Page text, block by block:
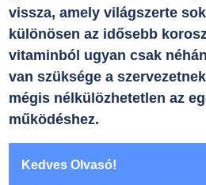
vissza, amely világszerte
különösen az idősebb
vitaminból ugyan csak
van szüksége a
mégis nélkülözhetetlen az
működéshez.
Kedves Olvasó!